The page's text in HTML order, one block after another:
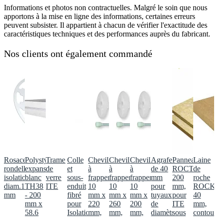
Informations et photos non contractuelles. Malgré le soin que nous
apportons à la mise en ligne des informations, certaines erreurs
peuvent subsister. Il appartient à chacun de vérifier l'exactitude des
caractéristiques techniques et des performances auprès du fabricant.
Nos clients ont également commandé
Rosace,
rondelle
isolation,
diam.140
mm
Polystyrène
expansé
blanc
TH38
- 200
mm x
58.6
Trame
de
verre
ITE
Colle
et
sous-
enduit
fibré
pour
Isolation
Chevilles
à
frapper
10
mm x
220
mm,
Chevilles
à
frapper
10
mm x
260
mm,
Chevilles
à
frapper
10
mm x
200
mm,
Agrafe
de 40
mm
pour
tuyaux
de
diamètre
Panneau
ROCTERM+
200
mm,
pour
ITE
sous
Laine
de
roche
40
mm,
contour